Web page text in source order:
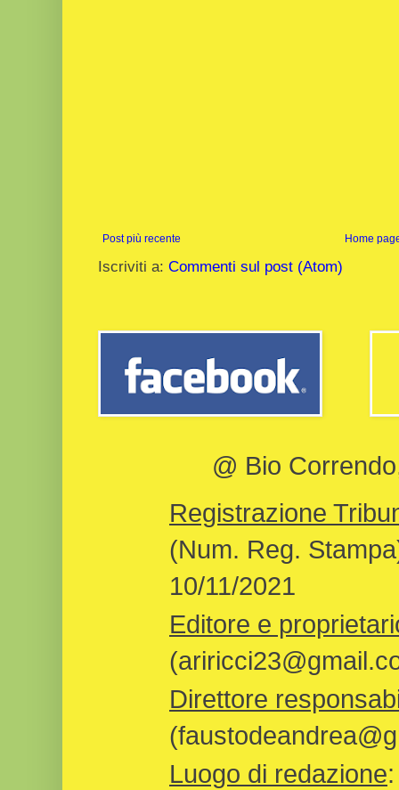
Post più recente Home
Iscriviti a: Commenti sul post (Atom)
@ Bio
Registrazione
(Num. Reg.
10/11/2021
Editore e
Direttore
Luogo di redazione